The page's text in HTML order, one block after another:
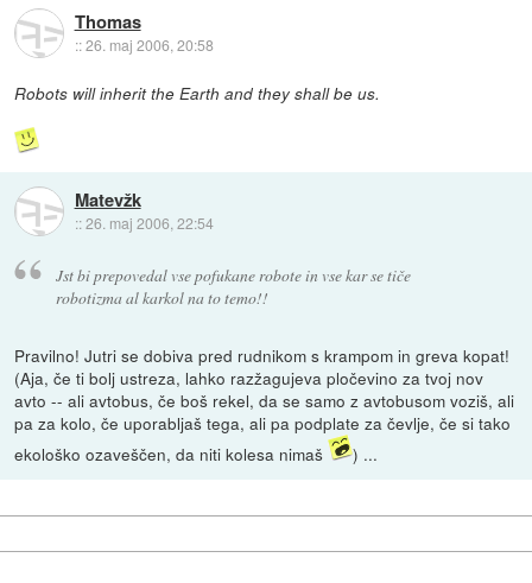
Thomas
::26. maj 2006, 20:58
Robots will inherit the Earth and they shall be us.
Matevžk
::26. maj 2006, 22:54
Jst bi prepovedal vse pofukane robote in vse kar se tiče
robotizma al karkol na to temo!!
Pravilno! Jutri se dobiva pred rudnikom s krampom in greva kopat!
(Aja, če ti bolj ustreza, lahko razžagujeva pločevino za tvoj nov
avto -- ali avtobus, če boš rekel, da se samo z avtobusom voziš, ali
pa za kolo, če uporabljaš tega, ali pa podplate za čevlje, če si tako
ekološko ozaveščen, da niti kolesa nimaš
) ...